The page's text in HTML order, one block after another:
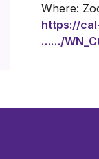
Where:
https://
…/